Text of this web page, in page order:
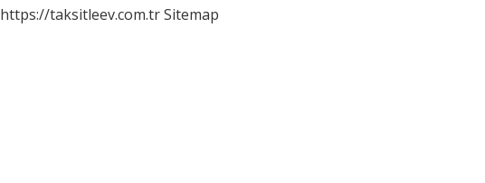
https://taksitleev.com.trSitemap